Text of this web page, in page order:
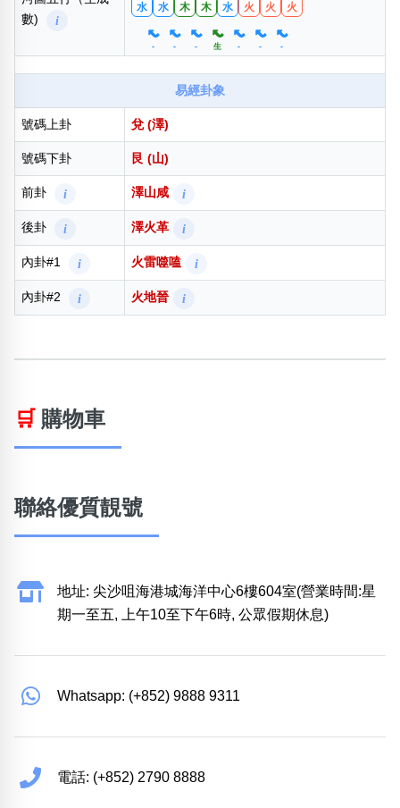
數)
i
水 水 木 木 水 火 火 火
- - - 生 - - -
易經卦象
號碼上卦 兌 (澤)
號碼下卦 艮 (山)
前卦 i 澤山咸 i
後卦 i 澤火革 i
內卦#1 i 火雷噬嗑 i
內卦#2 i 火地晉 i
🛒 購物車
聯絡優質靚號
地址: 尖沙咀海港城海洋中心6樓604室(營業時間:星
期一至五, 上午10至下午6時, 公眾假期休息)
Whatsapp: (+852) 9888 9311
電話: (+852) 2790 8888